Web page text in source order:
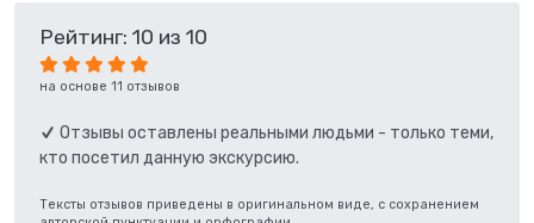
Рейтинг: 10 из 10
на основе 11 отзывов
Отзывы оставлены реальными людьми - только теми,
кто посетил данную экскурсию.
Тексты отзывов приведены в оригинальном виде, с сохранением